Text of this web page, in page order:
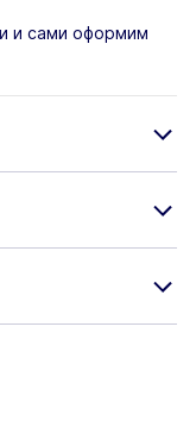
и сами оформим